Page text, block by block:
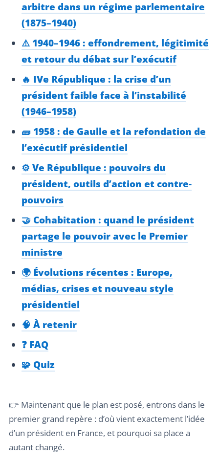
arbitre dans un régime parlementaire
(1875–1940)
⚠️ 1940–1946 : effondrement, légitimité
et retour du débat sur l’exécutif
🔥 IVe République : la crise d’un
président faible face à l’instabilité
(1946–1958)
🧱 1958 : de Gaulle et la refondation de
l’exécutif présidentiel
⚙️ Ve République : pouvoirs du
président, outils d’action et contre-
pouvoirs
🤝 Cohabitation : quand le président
partage le pouvoir avec le Premier
ministre
🌍 Évolutions récentes : Europe,
médias, crises et nouveau style
présidentiel
🧠 À retenir
❓ FAQ
🧩 Quiz
👉 Maintenant que le plan est posé, entrons dans le
premier grand repère : d’où vient exactement l’idée
d’un président en France, et pourquoi sa place a
autant changé.